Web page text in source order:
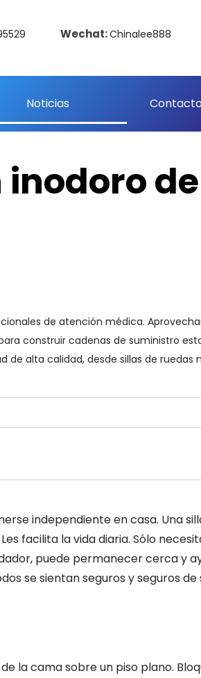
Wechat:Chinalee888
Noticias
de atención médica.
construir cadenas de suministro
alta calidad, desde sillas de
independiente en casa. Una
facilita la vida diaria. Sólo
puede permanecer cerca y
se sientan seguros y seguros de
la cama sobre un piso plano.